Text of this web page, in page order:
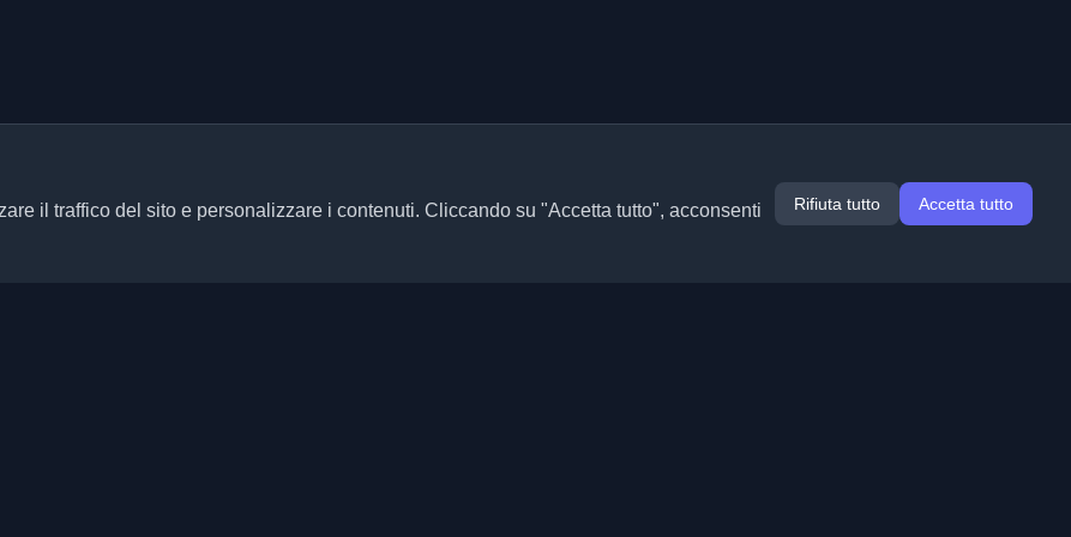
il traffico del sito e personalizzare i contenuti. Cliccando su "Accetta tutto", acconsenti
Rifiuta tutto Accetta tutto